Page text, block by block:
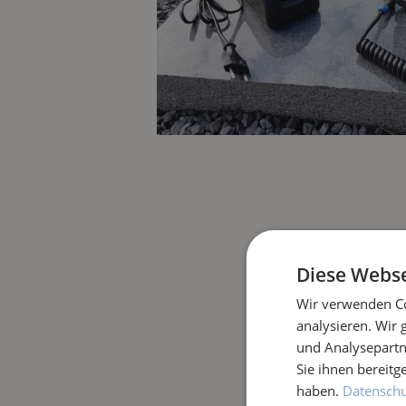
Diese
Wir verwenden
analysieren. Wir
und
Sie ihnen
haben.